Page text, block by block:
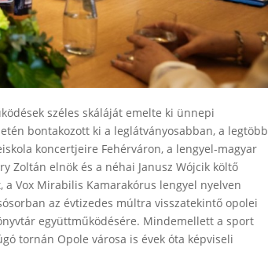
széles skáláját emelte ki ünnepi
bontakozott ki a leglátványosabban, a legtöbb
koncertjeire Fehérváron, a lengyel-magyar
Zoltán elnök és a néhai Janusz Wójcik költő
Vox Mirabilis Kamarakórus lengyel nyelven
az évtizedes múltra visszatekintő opolei
együttműködésére. Mindemellett a sport
tornán Opole városa is évek óta képviseli